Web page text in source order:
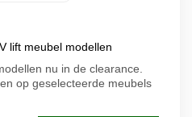
lift meubel modellen
nu in de clearance.
op geselecteerde meubels